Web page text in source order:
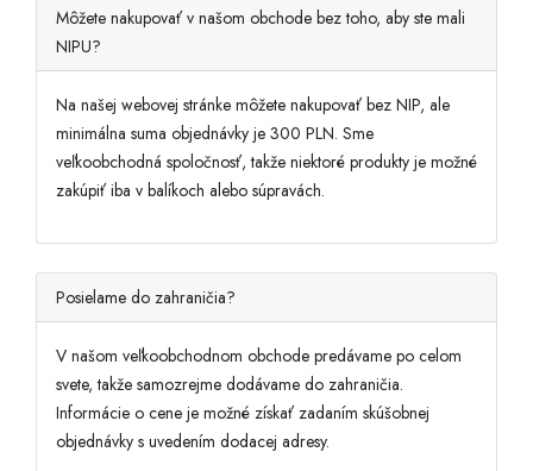
KONTAKTIRAJ NAS
ZLOTY (ZŁ)
SLOVAK
MOJ RAČUN
Denarna enota
Môžete nakupovať v našom obchode bez toho, aby ste mali
NIPU?
Na našej webovej stránke môžete nakupovať bez NIP, ale
minimálna suma objednávky je 300 PLN. Sme
veľkoobchodná spoločnosť, takže niektoré produkty je možné
zakúpiť iba v balíkoch alebo súpravách.
Posielame do zahraničia?
V našom veľkoobchodnom obchode predávame po celom
svete, takže samozrejme dodávame do zahraničia.
Informácie o cene je možné získať zadaním skúšobnej
objednávky s uvedením dodacej adresy.